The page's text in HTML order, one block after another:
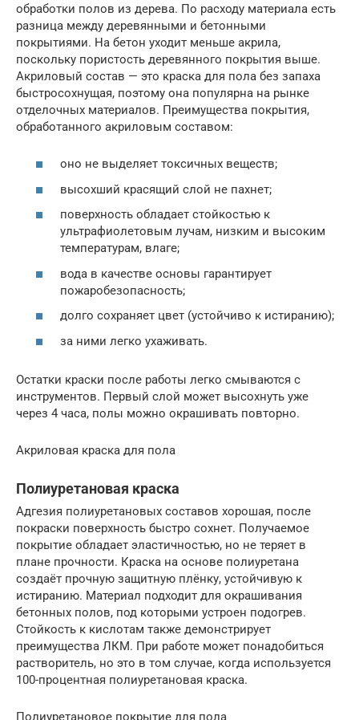
обработки полов из дерева. По расходу материала есть
разница между деревянными и бетонными
покрытиями. На бетон уходит меньше акрила,
поскольку пористость деревянного покрытия выше.
Акриловый состав — это краска для пола без запаха
быстросохнущая, поэтому она популярна на рынке
отделочных материалов. Преимущества покрытия,
обработанного акриловым составом:
оно не выделяет токсичных веществ;
высохший красящий слой не пахнет;
поверхность обладает стойкостью к
ультрафиолетовым лучам, низким и высоким
температурам, влаге;
вода в качестве основы гарантирует
пожаробезопасность;
долго сохраняет цвет (устойчиво к истиранию);
за ними легко ухаживать.
Остатки краски после работы легко смываются с
инструментов. Первый слой может высохнуть уже
через 4 часа, полы можно окрашивать повторно.
Акриловая краска для пола
Полиуретановая краска
Адгезия полиуретановых составов хорошая, после
покраски поверхность быстро сохнет. Получаемое
покрытие обладает эластичностью, но не теряет в
плане прочности. Краска на основе полиуретана
создаёт прочную защитную плёнку, устойчивую к
истиранию. Материал подходит для окрашивания
бетонных полов, под которыми устроен подогрев.
Стойкость к кислотам также демонстрирует
преимущества ЛКМ. При работе может понадобиться
растворитель, но это в том случае, когда используется
100-процентная полиуретановая краска.
Полиуретановое покрытие для пола